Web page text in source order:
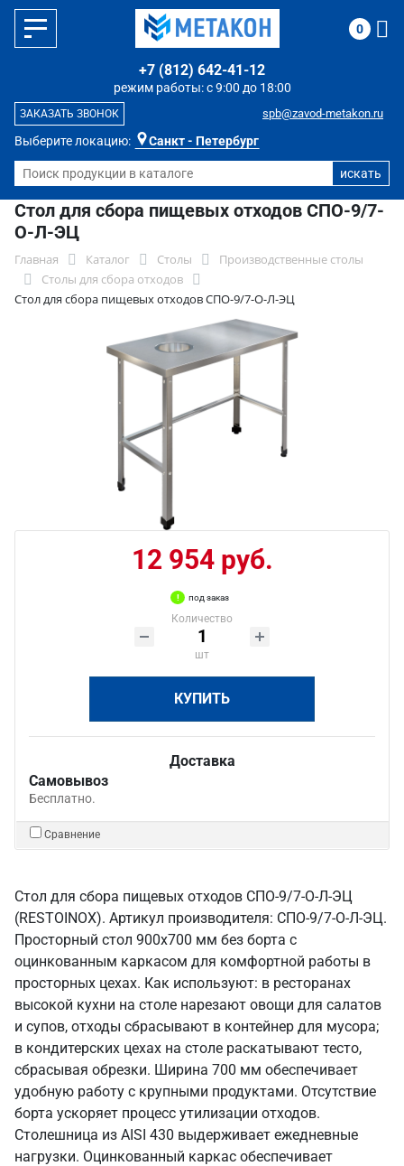
Выберите локацию: Санкт - Петербург
режим работы: с 9:00 до 18:00
+7 (812) 642-41-12
spb@zavod-metakon.ru
ЗАКАЗАТЬ ЗВОНОК
0
Стол для сбора пищевых отходов СПО-9/7-
О-Л-ЭЦ
Главная Каталог Столы
Производственные столы
Столы для сбора отходов
Стол для сбора пищевых отходов СПО-9/7-О-Л-ЭЦ
12 954 руб.
под заказ
Количество
шт
КУПИТЬ
Доставка
Самовывоз
Бесплатно.
Сравнение
Стол для сбора пищевых отходов СПО-9/7-О-Л-ЭЦ
(RESTOINOX). Артикул производителя: СПО-9/7-О-Л-ЭЦ.
Просторный стол 900х700 мм без борта с
оцинкованным каркасом для комфортной работы в
просторных цехах. Как используют: в ресторанах
высокой кухни на столе нарезают овощи для салатов
и супов, отходы сбрасывают в контейнер для мусора;
в кондитерских цехах на столе раскатывают тесто,
сбрасывая обрезки. Ширина 700 мм обеспечивает
удобную работу с крупными продуктами. Отсутствие
борта ускоряет процесс утилизации отходов.
Столешница из AISI 430 выдерживает ежедневные
нагрузки. Оцинкованный каркас обеспечивает